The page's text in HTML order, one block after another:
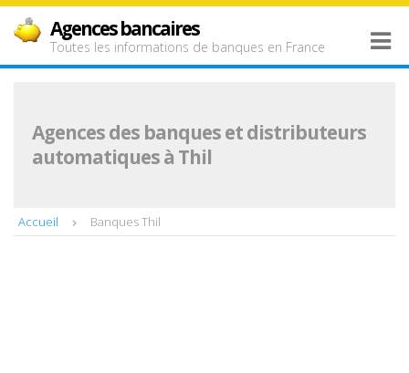
Agences bancaires
Toutes les informations de banques en France
Agences des banques et distributeurs
automatiques à Thil
Accueil Banques Thil